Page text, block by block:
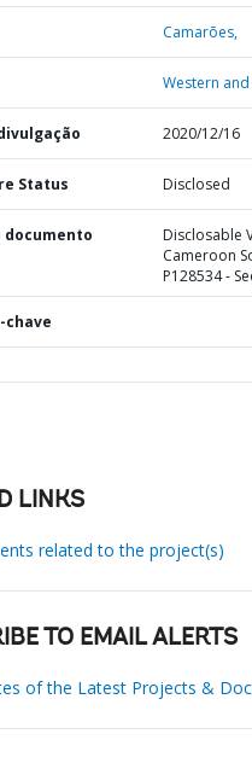
Camarões,
Western
2020/12/16
Status Disclosed
documento
Disclosable
Cameroon
P128534 -
chave
LINKS
related to the project(s)
TO EMAIL ALERTS
of the Latest Projects &